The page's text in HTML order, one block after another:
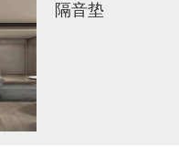
隔音垫